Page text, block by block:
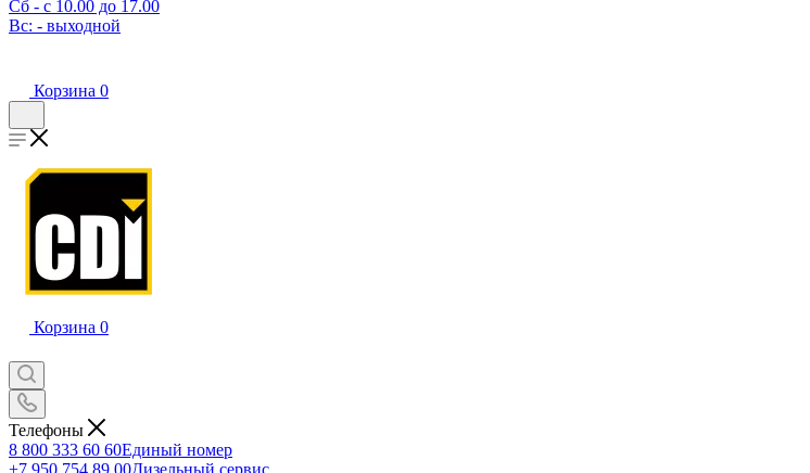
Сб - с 10.00 до 17.00
Вс: - выходной
Корзина 0
Корзина 0
Телефоны
8 800 333 60 60Единый номер
+7 950 754 89 00Дизельный сервис